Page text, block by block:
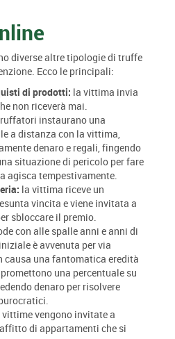
diverse altre tipologie di truffe
Ecco le principali:
di prodotti: la vittima invia
non riceverà mai.
instaurano una
a distanza con la vittima,
denaro e regali, fingendo
situazione di pericolo per fare
agisca tempestivamente.
la vittima riceve un
vincita e viene invitata a
sbloccare il premio.
con alle spalle anni e anni di
è avvenuta per via
causa una fantomatica eredità
una percentuale su
denaro per risolvere
vittime vengono invitate a
di appartamenti che si